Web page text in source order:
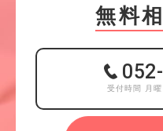
無料
受付時間 月